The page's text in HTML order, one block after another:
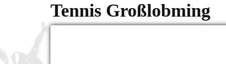
Tennis Großlobming